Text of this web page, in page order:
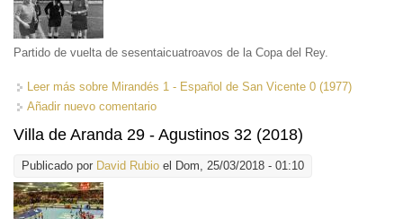
Partido de vuelta de sesentaicuatroavos de la Copa del Rey.
Leer más sobre Mirandés 1 - Español de San Vicente 0 (1977)
Añadir nuevo comentario
Villa de Aranda 29 - Agustinos 32 (2018)
Publicado por David Rubio el Dom, 25/03/2018 - 01:10